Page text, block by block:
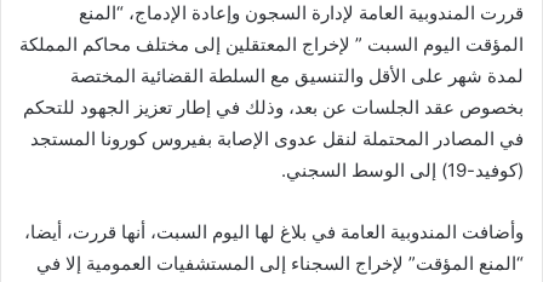
قررت المندوبية العامة لإدارة السجون وإعادة الإدماج، “المنع
المؤقت اليوم السبت ” لإخراج المعتقلين إلى مختلف محاكم المملكة
لمدة شهر على الأقل والتنسيق مع السلطة القضائية المختصة
بخصوص عقد الجلسات عن بعد، وذلك في إطار تعزيز الجهود للتحكم
في المصادر المحتملة لنقل عدوى الإصابة بفيروس كورونا المستجد
(كوفيد-19) إلى الوسط السجني.
وأضافت المندوبية العامة في بلاغ لها اليوم السبت، أنها قررت، أيضا،
“المنع المؤقت” لإخراج السجناء إلى المستشفيات العمومية إلا في